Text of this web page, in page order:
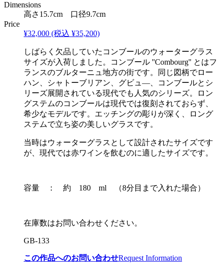
Dimensions
高さ15.7cm 口径9.7cm
Price
¥32,000 (税込 ¥35,200)
しばらく欠品していたコンブールのウォーターグラス
サイズが入荷しました。コンブール ''Combourg'' とはフ
ランスのブルターニュ地方の街です。同じ図柄でロー
ハン、シャトーブリアン、グビュ―、コンブールとシ
リーズ展開されている現代でも人気のシリーズ。ロン
グステムのコンブールは現代では復刻されておらず、
希少なモデルです。エッチングの彫りが深く、ロング
ステムで立ち姿の美しいグラスです。
当時はウォーターグラスとして設計されたサイズです
が、現代では赤ワインを飲むのに適したサイズです。
容量 ： 約 180 ml （8分目まで入れた場合）
在庫数はお問い合わせください。
GB-133
この作品へのお問い合わせRequest Information